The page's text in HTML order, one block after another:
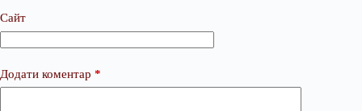
Сайт
Додати коментар *